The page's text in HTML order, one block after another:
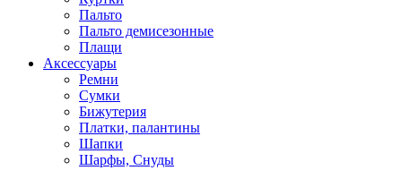
Пальто
Пальто демисезонные
Плащи
Аксессуары
Ремни
Сумки
Бижутерия
Платки, палантины
Шапки
Шарфы, Снуды